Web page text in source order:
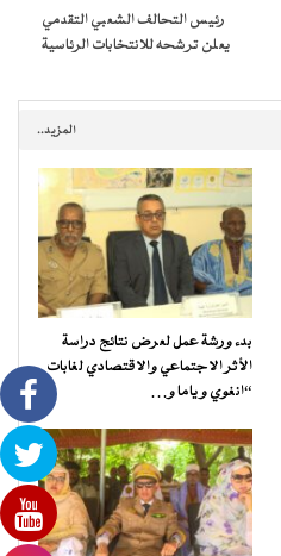
نافذة
جديدة)
رئيس التحالف الشعبي التقدمي
يعلن ترشحه للانتخابات الرئاسية
المزيد..
بدء ورشة عمل لعرض نتائج دراسة
الأثر الاجتماعي والاقتصادي لغابات
“انغوي و ياما و…